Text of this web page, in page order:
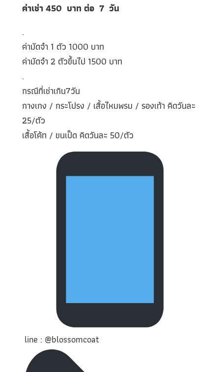
ค่าเช่า 450 บาท ต่อ 7 วัน
.
ค่ามัดจำ 1 ตัว 1000 บาท
ค่ามัดจำ 2 ตัวขึ้นไป 1500 บาท
.
กรณีที่เช่าเกิน7วัน
กางเกง / กระโปรง / เสื้อไหมพรม / รองเท้า คิดวันละ
25/ตัว
เสื้อโค้ท / ขนเป็ด คิดวันละ 50/ตัว
line : @blossomcoat